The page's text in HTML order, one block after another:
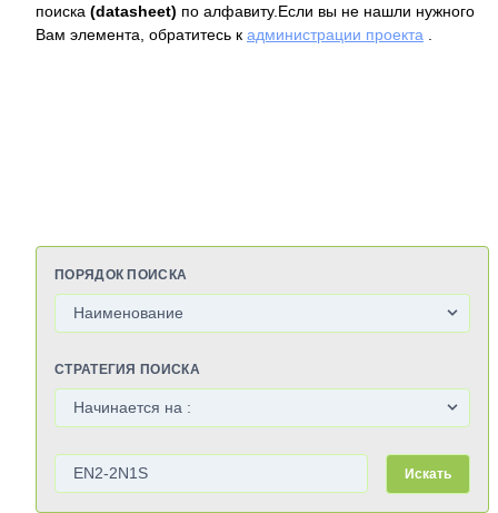
поиска (datasheet) по алфавиту.Если вы не нашли нужного
Вам элемента, обратитесь к администрации проекта
ПОРЯДОК ПОИСКА
СТРАТЕГИЯ ПОИСКА
Искать